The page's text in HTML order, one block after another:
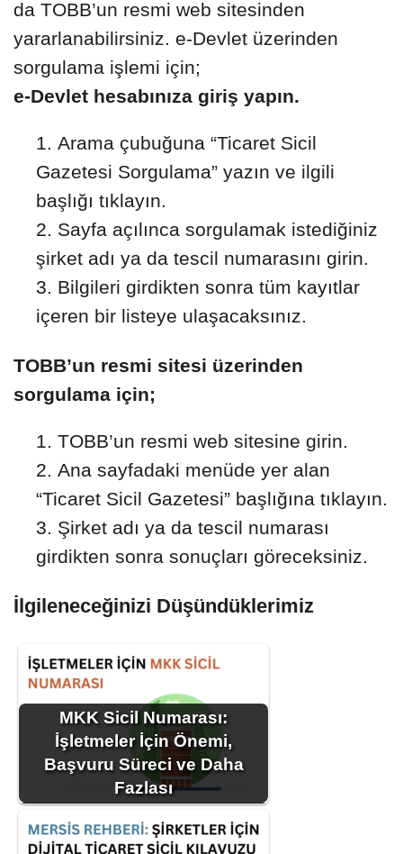
da TOBB’un resmi web sitesinden
yararlanabilirsiniz. e-Devlet üzerinden
sorgulama işlemi için;
e-Devlet hesabınıza giriş yapın.
Arama çubuğuna “Ticaret Sicil
Gazetesi Sorgulama” yazın ve ilgili
başlığı tıklayın.
Sayfa açılınca sorgulamak istediğiniz
şirket adı ya da tescil numarasını girin.
Bilgileri girdikten sonra tüm kayıtlar
içeren bir listeye ulaşacaksınız.
TOBB’un resmi sitesi üzerinden
sorgulama için;
TOBB’un resmi web sitesine girin.
Ana sayfadaki menüde yer alan
“Ticaret Sicil Gazetesi” başlığına tıklayın.
Şirket adı ya da tescil numarası
girdikten sonra sonuçları göreceksiniz.
İlgileneceğinizi Düşündüklerimiz
MKK Sicil Numarası:
İşletmeler İçin Önemi,
Başvuru Süreci ve Daha
Fazlası